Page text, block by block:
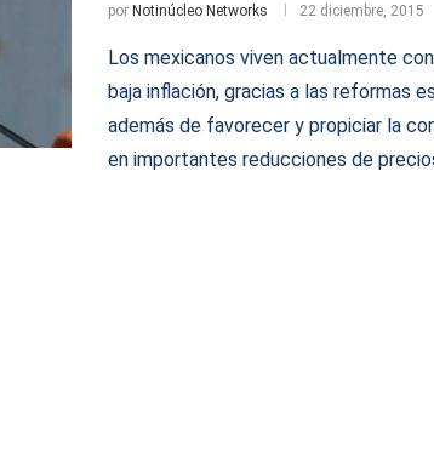
por Notinúcleo Networks 22 diciembre, 2015
Los mexicanos viven actualmente
baja inflación, gracias a las reformas
además de favorecer y propiciar la
en importantes reducciones de